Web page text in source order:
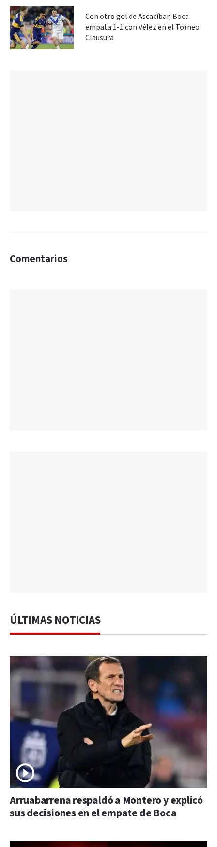
Con otro gol de Ascacíbar, Boca
empata 1-1 con Vélez en el Torneo
Clausura
Comentarios
ÚLTIMAS NOTICIAS
Arruabarrena respaldó a Montero y explicó
sus decisiones en el empate de Boca